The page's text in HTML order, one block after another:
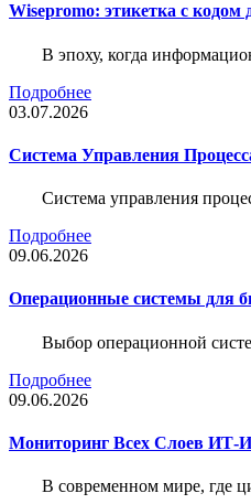
Wisepromo: этикетка c кодом
В эпоху, когда
Подробнее
03.07.2026
Система Управления
Система управления
Подробнее
09.06.2026
Операционные системы для
Выбор операционной
Подробнее
09.06.2026
Мониторинг Всех Слоев ИТ-
В современном мире, где